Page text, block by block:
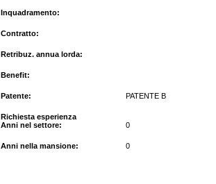
Inquadramento:
Contratto:
Retribuz. annua lorda:
Benefit:
Patente: PATENTE B
Richiesta esperienza
Anni nel settore:
0
Anni nella mansione: 0